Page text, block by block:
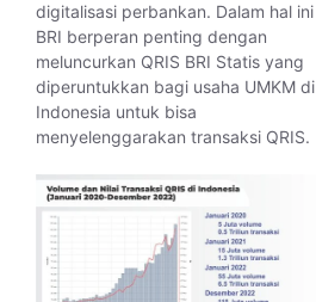
digitalisasi perbankan. Dalam hal ini
BRI berperan penting dengan
meluncurkan QRIS BRI Statis yang
diperuntukkan bagi usaha UMKM di
Indonesia untuk bisa
menyelenggarakan transaksi QRIS.